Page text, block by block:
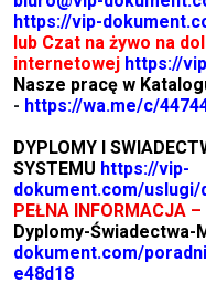
https://vip-
lub Czat na żywo na
internetowej https://
Nasze pracę w
- https://wa.me/c/
DYPLOMY I
SYSTEMU https://vip-
dokument.com/uslugi/
PEŁNA INFORMACJA
Dyplomy-Świadectwa-
dokument.com/
e48d18